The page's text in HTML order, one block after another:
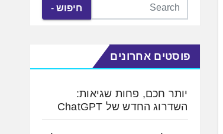
חיפוש
פוסטים אחרונים
יותר חכם, פחות שגיאות:
השדרוג החדש של ChatGPT